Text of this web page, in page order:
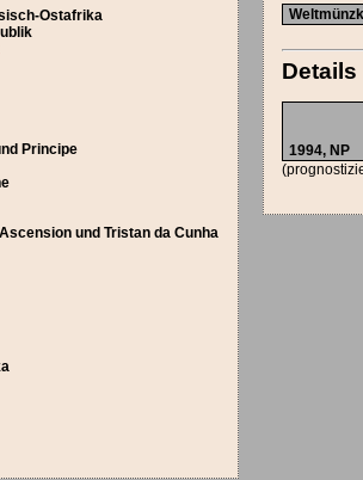
Ostafrika
Principe
und Tristan da Cunha
Details
1994, NP